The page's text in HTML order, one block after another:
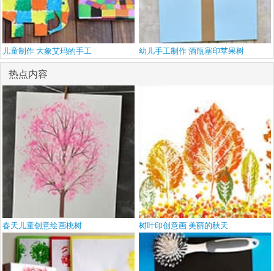
儿童制作 大象艾玛的手工 幼儿手工制作 酒瓶塞印苹果树
热点内容
春天儿童创意绘画桃树 树叶印创意画 美丽的秋天